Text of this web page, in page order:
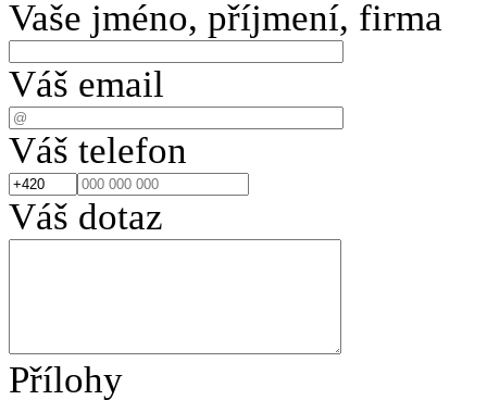
Vaše jméno, příjmení, firma
Váš email
Váš telefon
Váš dotaz
Přílohy